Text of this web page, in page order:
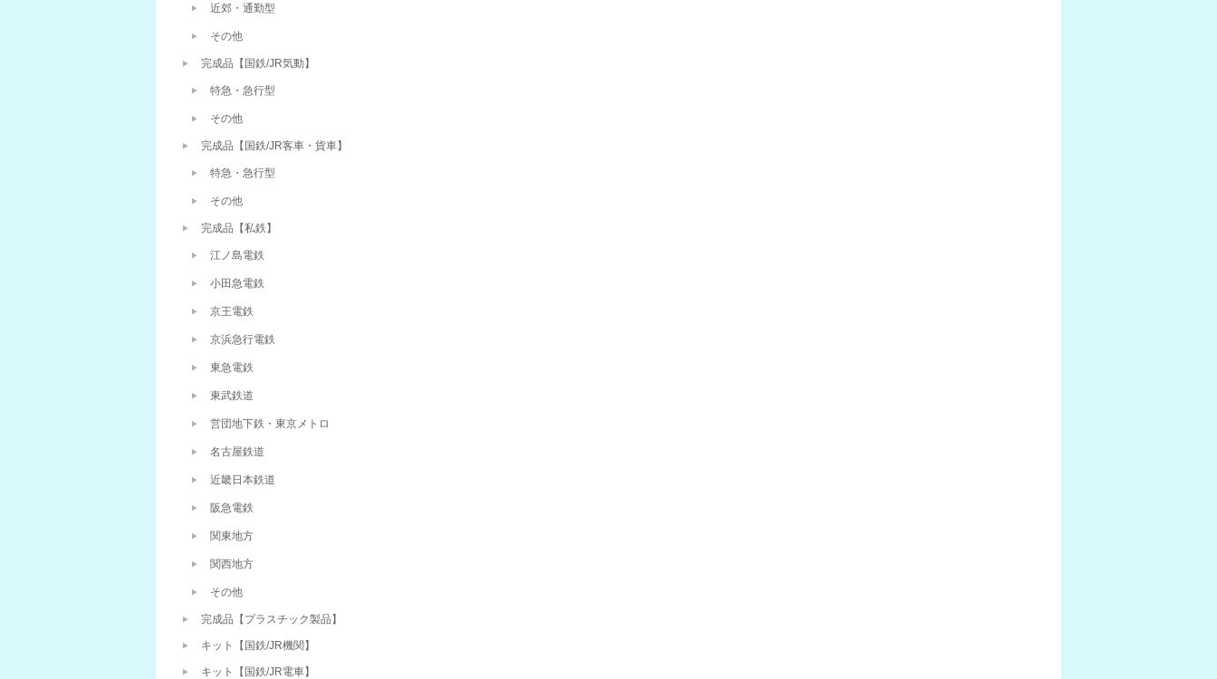
近郊・通勤型
その他
完成品【国鉄/JR気動】
特急・急行型
その他
完成品【国鉄/JR客車・貨車】
特急・急行型
その他
完成品【私鉄】
江ノ島電鉄
小田急電鉄
京王電鉄
京浜急行電鉄
東急電鉄
東武鉄道
営団地下鉄・東京メトロ
名古屋鉄道
近畿日本鉄道
阪急電鉄
関東地方
関西地方
その他
完成品【プラスチック製品】
キット【国鉄/JR機関】
キット【国鉄/JR電車】